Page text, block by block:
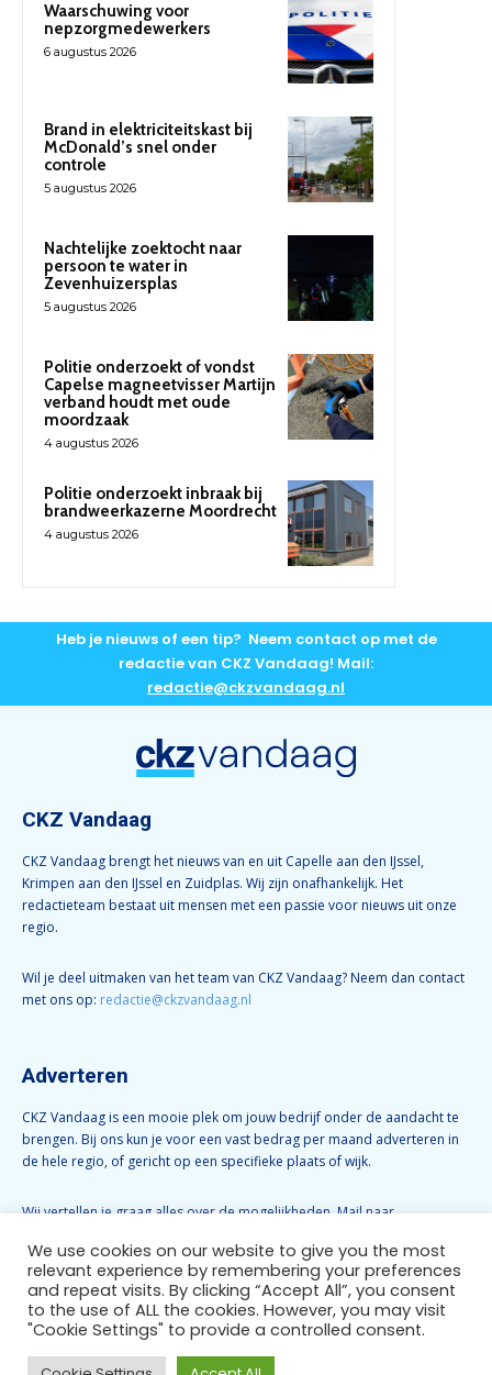
Waarschuwing voor
nepzorgmedewerkers
6 augustus 2026
Brand in elektriciteitskast bij
McDonald’s snel onder
controle
5 augustus 2026
Nachtelijke zoektocht naar
persoon te water in
Zevenhuizersplas
5 augustus 2026
Politie onderzoekt of vondst
Capelse magneetvisser Martijn
verband houdt met oude
moordzaak
4 augustus 2026
Politie onderzoekt inbraak bij
brandweerkazerne Moordrecht
4 augustus 2026
Heb je nieuws of een tip? Neem contact op met de
redactie van CKZ Vandaag! Mail:
redactie@ckzvandaag.nl
CKZ Vandaag
CKZ Vandaag brengt het nieuws van en uit Capelle aan den IJssel,
Krimpen aan den IJssel en Zuidplas. Wij zijn onafhankelijk. Het
redactieteam bestaat uit mensen met een passie voor nieuws uit onze
regio.
Wil je deel uitmaken van het team van CKZ Vandaag? Neem dan contact
met ons op: redactie@ckzvandaag.nl
Adverteren
CKZ Vandaag is een mooie plek om jouw bedrijf onder de aandacht te
brengen. Bij ons kun je voor een vast bedrag per maand adverteren in
de hele regio, of gericht op een specifieke plaats of wijk.
Wij vertellen je graag alles over de mogelijkheden. Mail naar
Volg CKZ Vandaag
We use cookies on our website to give you the most
relevant experience by remembering your preferences
and repeat visits. By clicking “Accept All”, you consent
to the use of ALL the cookies. However, you may visit
"Cookie Settings" to provide a controlled consent.